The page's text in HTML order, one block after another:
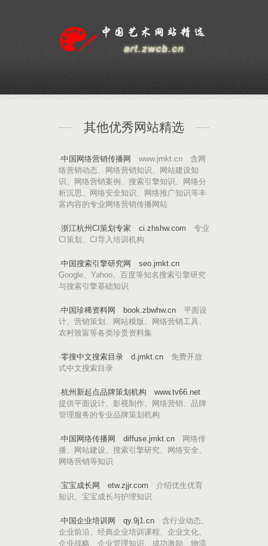
其他优秀网站精选
·中国网络营销传播网
www.jmkt.cn 含网
络营销动态、网络营销知识、网站建设知
识、网络营销案例、搜索引擎知识、网络分
析沉思、网络安全知识、网络推广知识等丰
富内容的专业网络营销传播网站
·浙江杭州CI策划专家 ci.zhshw.com 专业
CI策划、CI导入培训机构
·中国搜索引擎研究网
seo.jmkt.cn
Google、Yahoo、百度等知名搜索引擎研究
与搜索引擎基础知识
·中国珍稀资料网 book.zbwhw.cn 平面设
计、营销策划、网站模版、网络营销工具、
农村致富等各类珍贵资料集
·零搜中文搜索目录 d.jmkt.cn 免费开放
式中文搜索目录
·杭州新起点品牌策划机构
www.tv66.net
提供平面设计、影视制作、网络营销、品牌
管理服务的专业品牌策划机构
·中国网络传播网 diffuse.jmkt.cn 网络传
播、网站建设、搜索引擎研究、网络安全、
网络营销等知识
·宝宝成长网 etw.zjjr.com 介绍优生优育
知识、宝宝成长与护理知识
·中国企业培训网 qy.9j1.cn 含行业动态、
企业前沿、经典企业培训课程、企业文化、
企业战略、企业管理知识、成功激励、物流